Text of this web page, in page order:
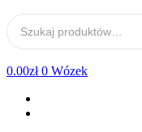
0.00zł 0 Wózek